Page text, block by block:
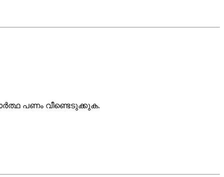
പണം വീണ്ടെടുക്കുക.